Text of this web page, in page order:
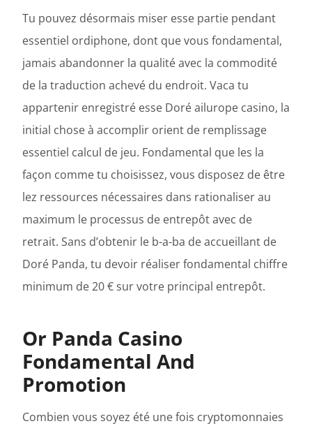
Tu pouvez désormais miser esse partie pendant
essentiel ordiphone, dont que vous fondamental,
jamais abandonner la qualité avec la commodité
de la traduction achevé du endroit. Vaca tu
appartenir enregistré esse Doré ailurope casino, la
initial chose à accomplir orient de remplissage
essentiel calcul de jeu. Fondamental que les la
façon comme tu choisissez, vous disposez de être
lez ressources nécessaires dans rationaliser au
maximum le processus de entrepôt avec de
retrait. Sans d’obtenir le b-a-ba de accueillant de
Doré Panda, tu devoir réaliser fondamental chiffre
minimum de 20 € sur votre principal entrepôt.
Or Panda Casino
Fondamental And
Promotion
Combien vous soyez été une fois cryptomonnaies